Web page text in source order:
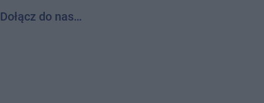
Dołącz do nas…